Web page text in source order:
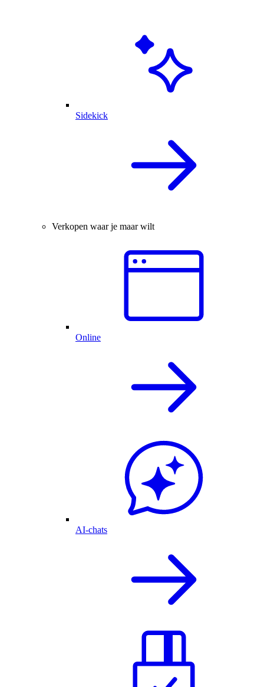
Sidekick
Verkopen waar je maar wilt
Online
AI-chats